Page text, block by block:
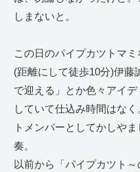
しまないと。
この日のパイプカツトマ
(距離にして徒歩10分)伊藤
で迎える」とか色々アイ
していて仕込み時間はな
トメンバーとしてかしや
奏。
以前から「パイプカツト